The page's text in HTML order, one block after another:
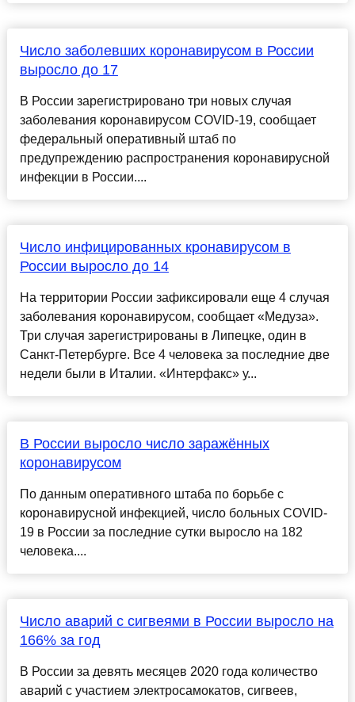
Число заболевших коронавирусом в России
выросло до 17
В России зарегистрировано три новых случая
заболевания коронавирусом COVID-19, сообщает
федеральный оперативный штаб по
предупреждению распространения коронавирусной
инфекции в России....
Число инфицированных кронавирусом в
России выросло до 14
На территории России зафиксировали еще 4 случая
заболевания коронавирусом, сообщает «Медуза».
Три случая зарегистрированы в Липецке, один в
Санкт-Петербурге. Все 4 человека за последние две
недели были в Италии. «Интерфакс» у...
В России выросло число заражённых
коронавирусом
По данным оперативного штаба по борьбе с
коронавирусной инфекцией, число больных COVID-
19 в России за последние сутки выросло на 182
человека....
Число аварий с сигвеями в России выросло на
166% за год
В России за девять месяцев 2020 года количество
аварий с участием электросамокатов, сигвеев,